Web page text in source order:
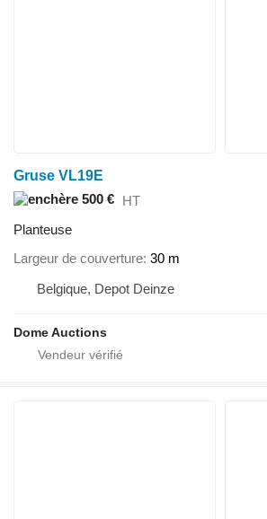
Gruse VL19E
500 € HT
Planteuse
Largeur de couverture 30 m
Belgique, Depot Deinze
Dome Auctions